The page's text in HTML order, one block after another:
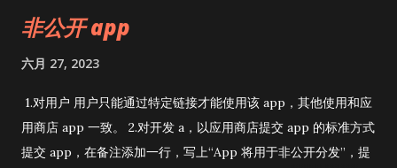
等待只有非公开 app 审核被拒的问题后，再等上两天左右就好
了。 5.审核通过后，会通过邮件发送该 app 的链接，此链接其实
在应用商店搜索不到。
非公开 app
六月 27, 2023
1.对用户 用户只能通过特定链接才能使用该 app，其他使用和应
用商店 app 一致。 2.对开发 a，以应用商店提交 app 的标准方式
提交 app，在备注添加一行，写上“App 将用于非公开分发”，提